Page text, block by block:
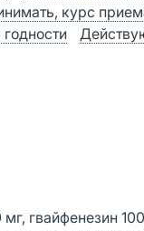
курс
гвайфенезин